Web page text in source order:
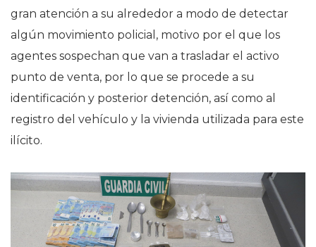
gran atención a su alrededor a modo de detectar
algún movimiento policial, motivo por el que los
agentes sospechan que van a trasladar el activo
punto de venta, por lo que se procede a su
identificación y posterior detención, así como al
registro del vehículo y la vivienda utilizada para este
ilícito.